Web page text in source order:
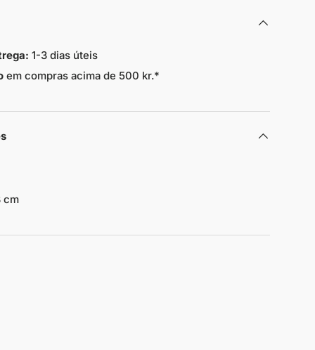
1-3 dias úteis
em compras acima de 500 kr.*
cm